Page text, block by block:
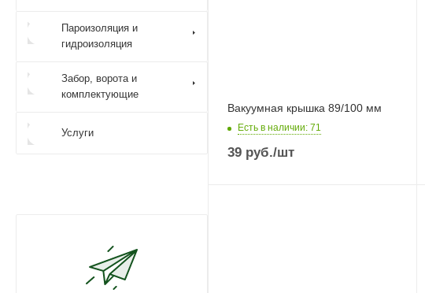
Вакуумная крышка 89/100 мм
Есть в наличии: 71
39 руб./шт
Пароизоляция и
гидроизоляция
Забор, ворота и
комплектующие
Услуги